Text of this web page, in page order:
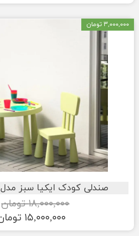
صندلی کودک ایکیا سبز مدل MAMMUT
۱۸,۰۰۰,۰۰۰ تومان
۱۵,۰۰۰,۰۰۰ تومان
۳,۰۰۰,۰۰۰ تومان